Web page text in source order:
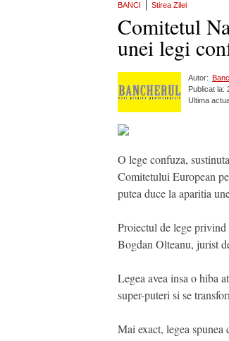
BANCI Stirea Zilei
Comitetul
unei legi
Autor:
Publicat la:
Ultima
O lege confuza,
Comitetului European
putea duce la aparitia
Proiectul de lege
Bogdan Olteanu, jurist
Legea avea insa o hiba
super-puteri si se
Mai exact, legea